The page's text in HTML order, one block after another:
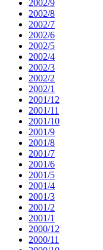
2002/9
2002/8
2002/7
2002/6
2002/5
2002/4
2002/3
2002/2
2002/1
2001/12
2001/11
2001/10
2001/9
2001/8
2001/7
2001/6
2001/5
2001/4
2001/3
2001/2
2001/1
2000/12
2000/11